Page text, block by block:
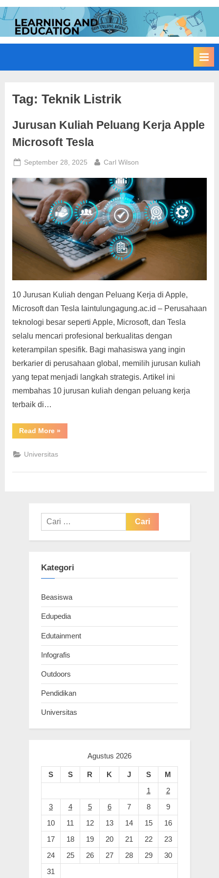
Skip
to
content
I
A
N
u
A
g
u
n
g
Edukasi
Membangun
Tag: Teknik Listrik
Jurusan Kuliah Peluang Kerja Apple
Microsoft Tesla
Posted
September 28, 2025 By
Carl Wilson
10 Jurusan Kuliah dengan Peluang Kerja di Apple,
Microsoft dan Tesla Iaintulungagung.ac.id – Perusahaan
teknologi besar seperti Apple, Microsoft, dan Tesla
selalu mencari profesional berkualitas dengan
keterampilan spesifik. Bagi mahasiswa yang ingin
berkarier di perusahaan global, memilih jurusan kuliah
yang tepat menjadi langkah strategis. Artikel ini
membahas 10 jurusan kuliah dengan peluang kerja
terbaik di…
Read More“Jurusan
Kuliah
Apple
Tesla”
»
Universitas
Cari
untuk:
Kategori
Beasiswa
Edupedia
Edutainment
Infografis
Outdoors
Pendidikan
Universitas
Agustus 2026
S S R K J S
M
1
2
3
4 5 6 7 8
9
10
11 12 13 14 15
16
17
18 19 20 21 22
23
24
25 26 27 28 29
30
31